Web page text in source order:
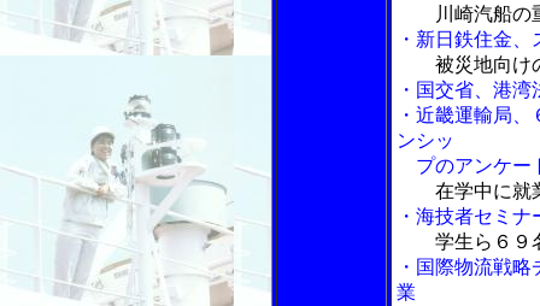
川崎汽船の
・新日鉄住金
被災地向け
・国交省、港
・近畿運輸局
ンシッ
プのアンケー
在学中に就
・海技者セミ
学生ら６９
・国際物流戦
業